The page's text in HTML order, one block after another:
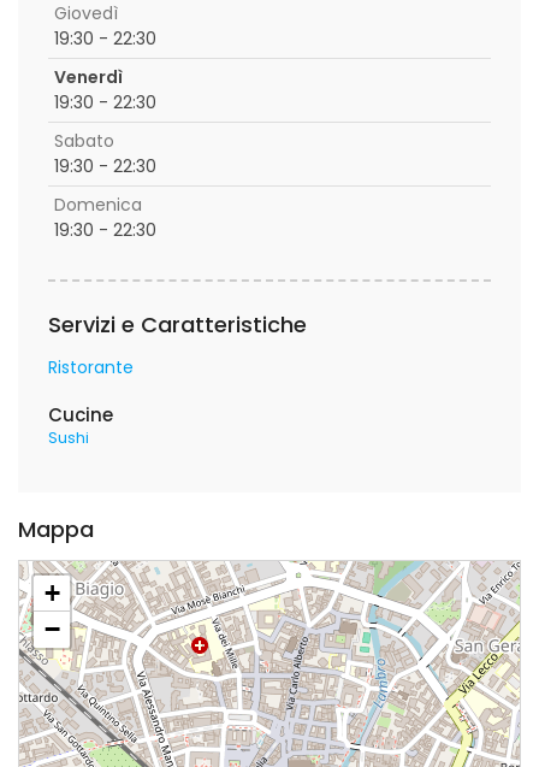
Giovedì
19:30 - 22:30
Venerdì
19:30 - 22:30
Sabato
19:30 - 22:30
Domenica
19:30 - 22:30
Servizi e Caratteristiche
Ristorante
Cucine
Sushi
Mappa
+
−